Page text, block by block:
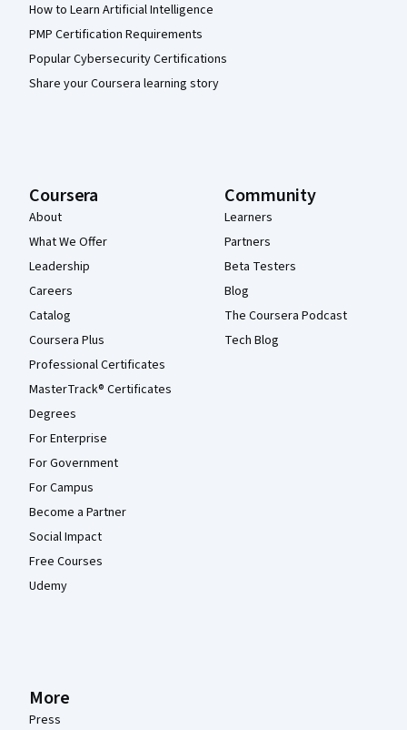
How to Learn Artificial Intelligence
PMP Certification Requirements
Popular Cybersecurity Certifications
Share your Coursera learning story
Coursera
About
What We Offer
Leadership
Careers
Catalog
Coursera Plus
Professional Certificates
MasterTrack® Certificates
Degrees
For Enterprise
For Government
For Campus
Become a Partner
Social Impact
Free Courses
Udemy
Community
Learners
Partners
Beta Testers
Blog
The Coursera Podcast
Tech Blog
More
Press